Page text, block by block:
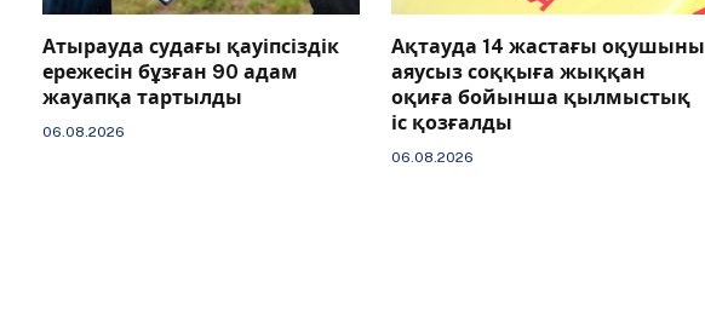
Атырауда судағы қауіпсіздік
ережесін бұзған 90 адам
жауапқа тартылды
06.08.2026
Ақтауда 14 жастағы оқушыны
аяусыз соққыға жыққан
оқиға бойынша қылмыстық
іс қозғалды
06.08.2026